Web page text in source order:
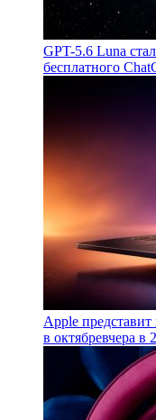
GPT-5.6 Luna
бесплатного
Apple
в октябревчера в